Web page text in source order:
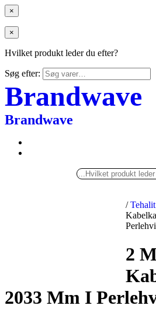
×
×
Hvilket produkt leder du efter?
Søg efter:
Brandwave
Brandwave
/ Tehalit
2
2033 Mm I